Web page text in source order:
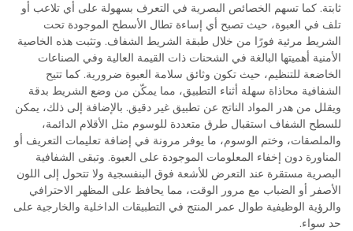
ثابتة. كما تسهم الخصائص البصرية في التعرف بسهولة على أي تلاعب أو
تلف في العبوة، حيث تصبح أي إساءة تطال الأسطح الموجودة تحت
الشريط مرئية فورًا من خلال طبقة الشريط الشفاف. وتثبت هذه الخاصية
الأمنية أهميتها البالغة في الشحنات ذات القيمة العالية وفي الصناعات
الخاضعة للتنظيم، حيث تكون وثائق سلامة العبوة ضرورية. كما تتيح
الشفافية محاذاة سهلة أثناء التطبيق، مما يمكّن من وضع الشريط بدقة
ويقلل من هدر المواد الناتج عن تطبيق غير دقيق. بالإضافة إلى ذلك، يمكن
للسطح الشفاف استقبال طرق متعددة للوسوم مثل الأقلام الدائمة،
والملصقات، وختم الوسوم، ما يوفر مرونة في إضافة تعليمات التعريف أو
المناورة دون إخفاء المعلومات الموجودة على العبوة. وتبقى الشفافية
البصرية مستقرة عند التعرض للأشعة فوق البنفسجية ولا تتحول إلى اللون
الأصفر أو الضباب مع مرور الوقت، مما يحافظ على المظهر الاحترافي
والرؤية الوظيفية طوال عمر المنتج في التطبيقات الداخلية والخارجية على
حد سواء.